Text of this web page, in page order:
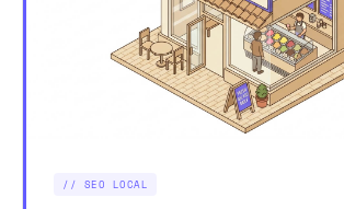
// SEO LOCAL